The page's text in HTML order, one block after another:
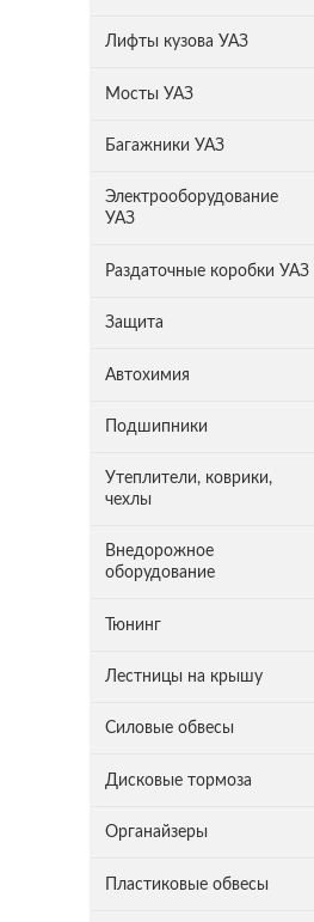
Лифты кузова УАЗ
Мосты УАЗ
Багажники УАЗ
Электрооборудование
УАЗ
Раздаточные коробки УАЗ
Защита
Автохимия
Подшипники
Утеплители, коврики,
чехлы
Внедорожное
оборудование
Тюнинг
Лестницы на крышу
Силовые обвесы
Дисковые тормоза
Органайзеры
Пластиковые обвесы